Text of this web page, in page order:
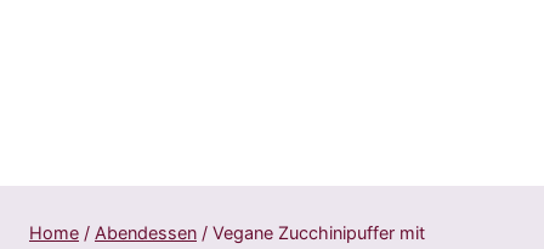
Home / Abendessen / Vegane Zucchinipuffer mit